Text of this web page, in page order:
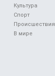
Культура
Спорт
Происшествия
В мире